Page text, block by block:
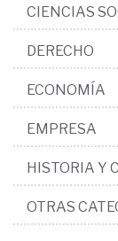
CIENCIAS
DERECHO
ECONOMÍA
EMPRESA
HISTORIA Y
OTRAS